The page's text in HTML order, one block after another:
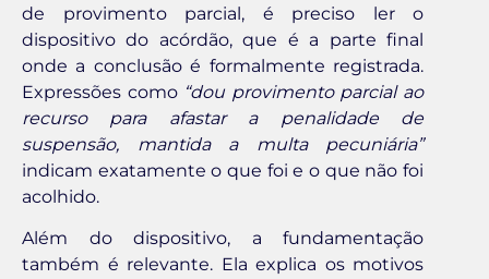
de provimento parcial, é preciso ler o
dispositivo do acórdão, que é a parte final
onde a conclusão é formalmente registrada.
Expressões como “dou provimento parcial ao
recurso para afastar a penalidade de
suspensão, mantida a multa pecuniária”
indicam exatamente o que foi e o que não foi
acolhido.
Além do dispositivo, a fundamentação
também é relevante. Ela explica os motivos